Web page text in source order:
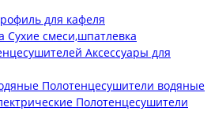
для кафеля
Сухие смеси,шпатлевка
Аксессуары для
Полотенцесушители водяные
Полотенцесушители